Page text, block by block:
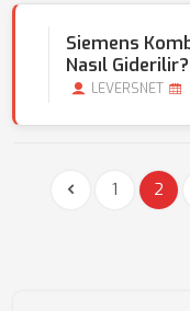
Siemens
Nasıl Giderilir?
LEVERSNET
1 2